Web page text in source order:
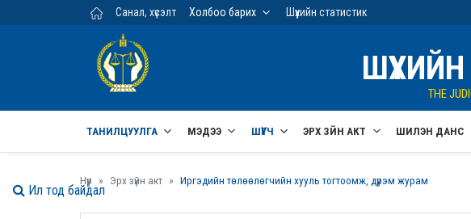
Үндсэн агуулга руу шилжих
Санал, хүсэлт Холбоо барих Шүүхийн статистик
THE
ТАНИЛЦУУЛГА МЭДЭЭ ШҮҮГЧ ЭРХ ЗҮЙН АКТ ШИЛЭН ДАНС
Нүүр Эрх зүйн акт Иргэдийн төлөөлөгчийн хууль тогтоомж, дүрэм журам
Ил тод байдал